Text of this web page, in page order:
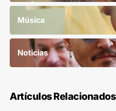
Música
Noticias
Artículos Relacionados